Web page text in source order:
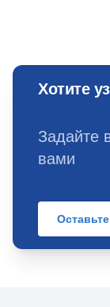
Хотите
Задайте
вами